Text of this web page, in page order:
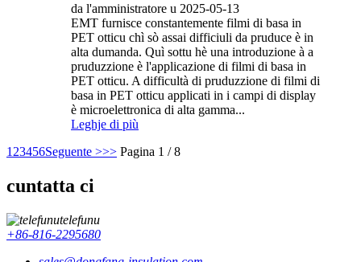
da l'amministratore u 2025-05-13
EMT furnisce constantemente filmi di basa in
PET otticu chì sò assai difficiuli da pruduce è in
alta dumanda. Quì sottu hè una introduzione à a
pruduzzione è l'applicazione di filmi di basa in
PET otticu. A difficultà di pruduzzione di filmi di
basa in PET otticu applicati in i campi di display
è microelettronica di alta gamma...
Leghje di più
1 23456Seguente >>> Pagina 1 / 8
cuntatta ci
telefunu
+86-816-2295680